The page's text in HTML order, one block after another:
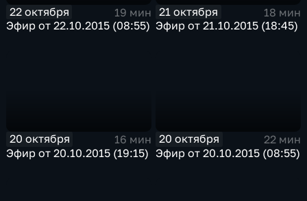
22 октября
19 мин
Эфир от 22.10.2015 (08:55)
21 октября
18 мин
Эфир от 21.10.2015 (18:45)
20 октября
16 мин
Эфир от 20.10.2015 (19:15)
20 октября
22 мин
Эфир от 20.10.2015 (08:55)